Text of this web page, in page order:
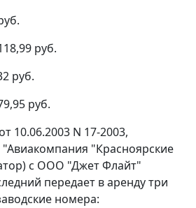
руб.
руб.
руб.
10.06.2003 N 17-2003,
"Красноярские
с ООО "Джет Флайт"
передает в аренду три
номера: